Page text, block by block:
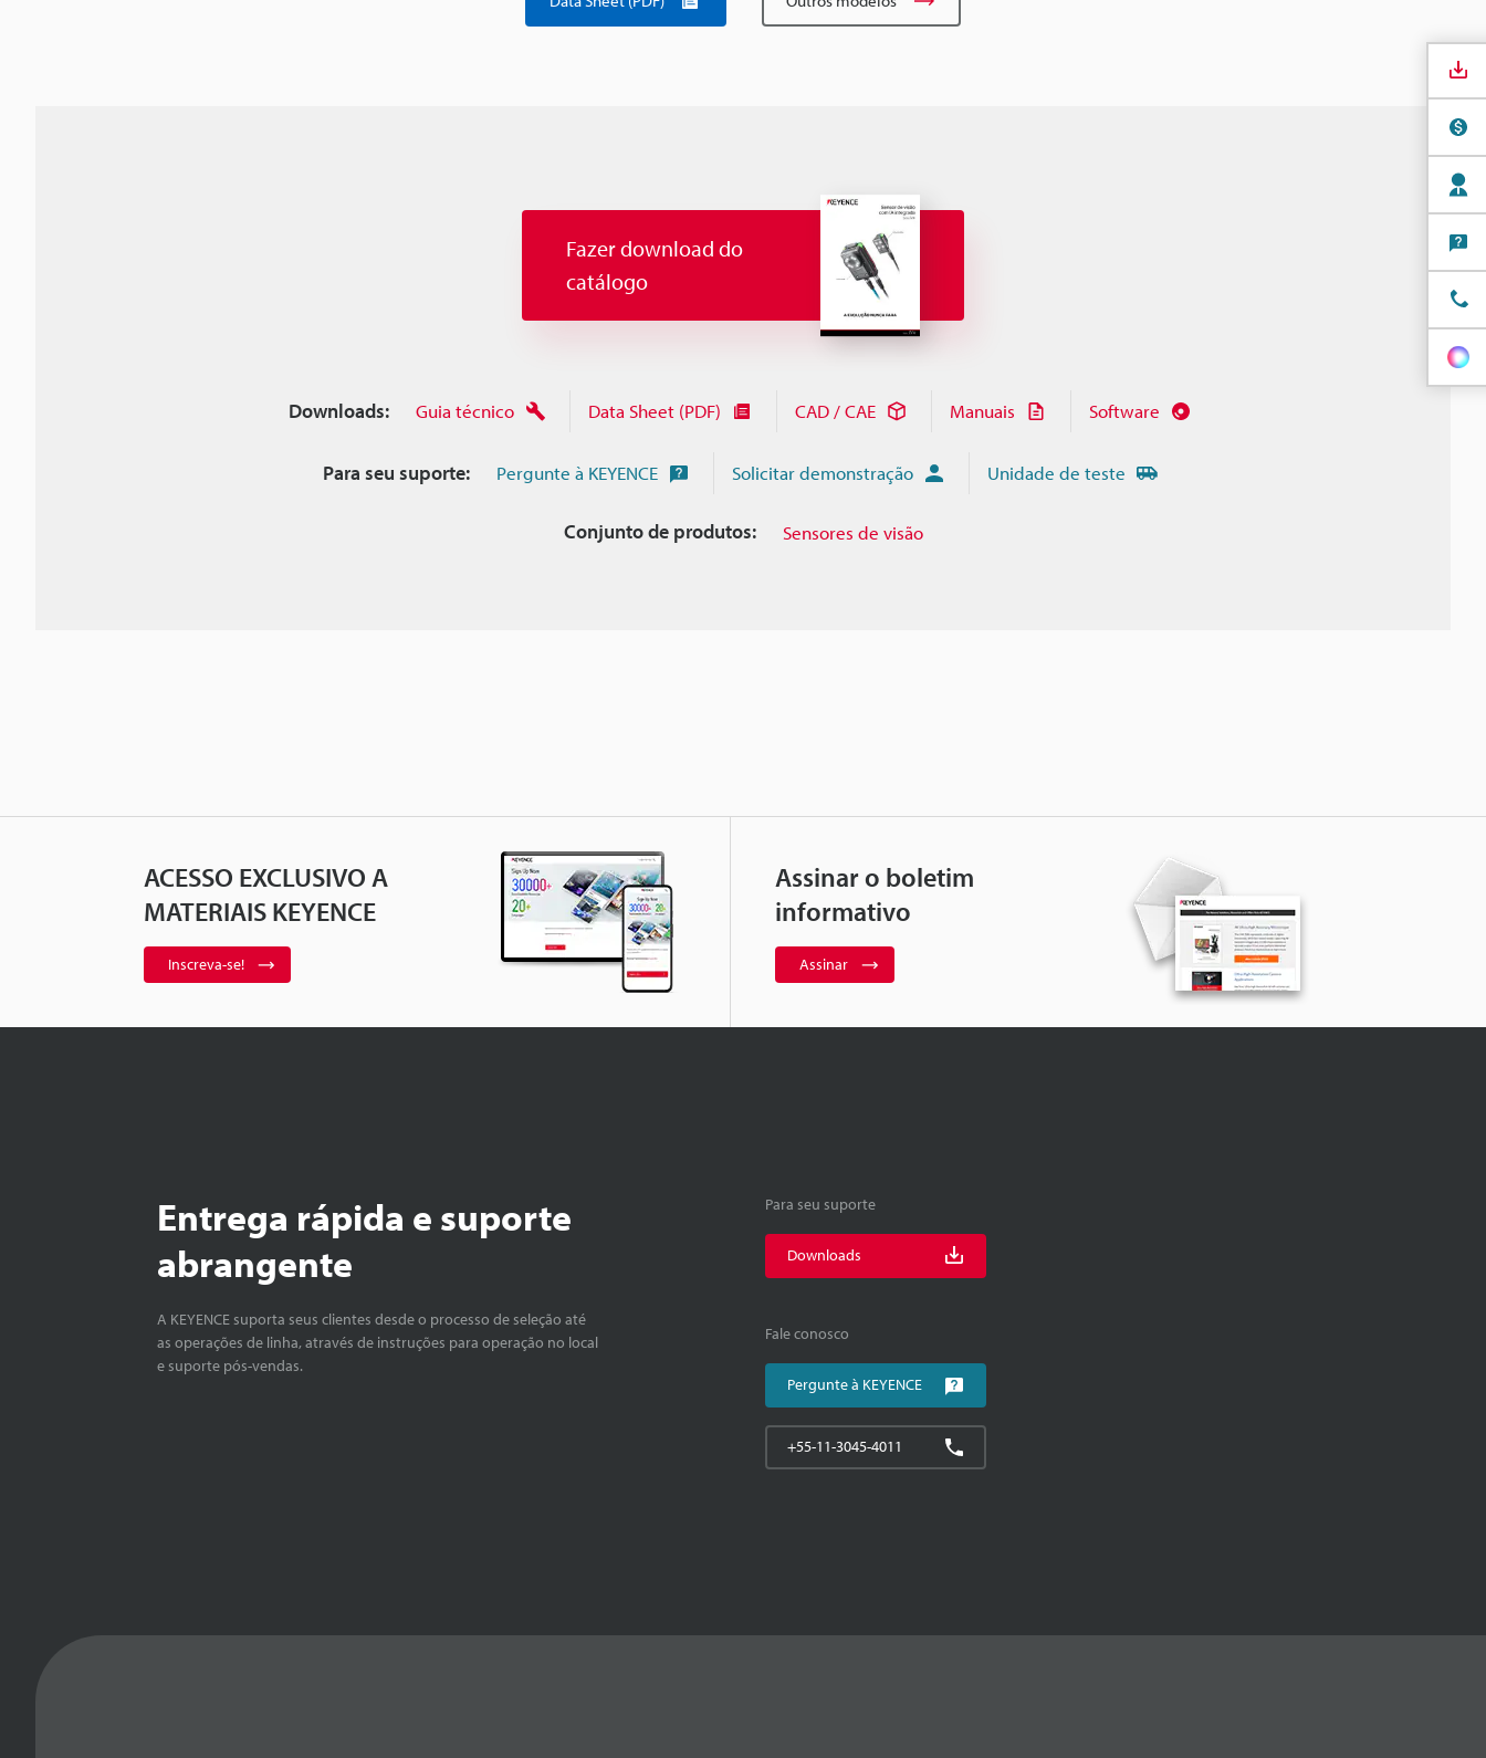
Fazer download do
catálogo
Downloads: Guia técnico Data Sheet (PDF) CAD / CAE Manuais Software
Para seu suporte: Pergunte à KEYENCE Solicitar demonstração Unidade de teste
Conjunto de produtos: Sensores de visão
ACESSO EXCLUSIVO A
MATERIAIS KEYENCE
Inscreva-se!
Assinar o boletim
informativo
Assinar
Entrega rápida e suporte
abrangente
A KEYENCE suporta seus clientes desde o processo de seleção até
as operações de linha, através de instruções para operação no local
e suporte pós-vendas.
Para seu suporte
Downloads
Fale conosco
Pergunte à KEYENCE
+55-11-3045-4011